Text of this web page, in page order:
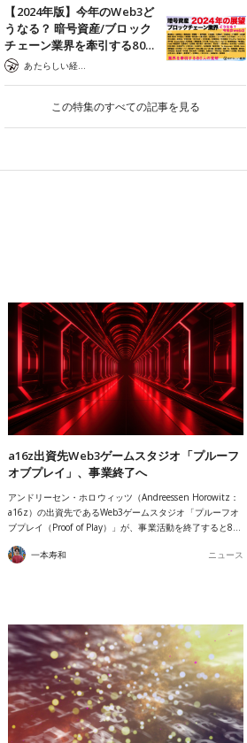
【2024年版】今年のWeb3ど
うなる？ 暗号資産/ブロック
チェーン業界を牽引する80…
あたらしい経済 編集部
この特集のすべての記事を見る
a16z出資先Web3ゲームスタジオ「プルーフ
オブプレイ」、事業終了へ
アンドリーセン・ホロウィッツ（Andreessen Horowitz：
a16z）の出資先であるWeb3ゲームスタジオ「プルーフオ
ブプレイ（Proof of Play）」が、事業活動を終了すると8…
一本寿和 ニュース